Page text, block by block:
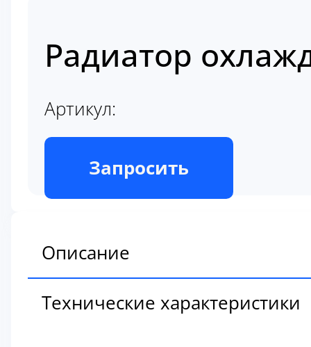
Радиатор
Артикул:
В наличии
Запросить
Описание
Технические характеристики